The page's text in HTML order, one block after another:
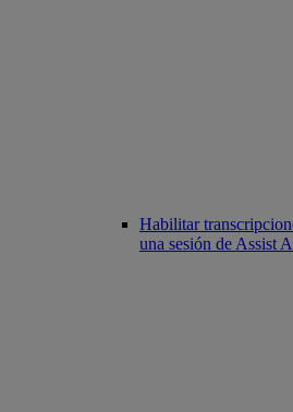
Habilitar
una sesión de Assist